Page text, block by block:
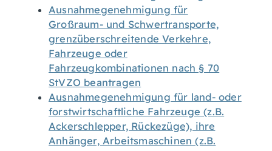
Ausnahmegenehmigung für
Großraum- und Schwertransporte,
grenzüberschreitende Verkehre,
Fahrzeuge oder
Fahrzeugkombinationen nach § 70
StVZO beantragen
Ausnahmegenehmigung für land- oder
forstwirtschaftliche Fahrzeuge (z.B.
Ackerschlepper, Rückezüge), ihre
Anhänger, Arbeitsmaschinen (z.B.